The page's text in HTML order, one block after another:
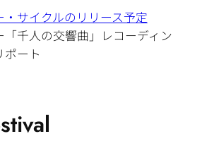
・サイクルのリリース予定
「千人の交響曲」レコーディン
ポート